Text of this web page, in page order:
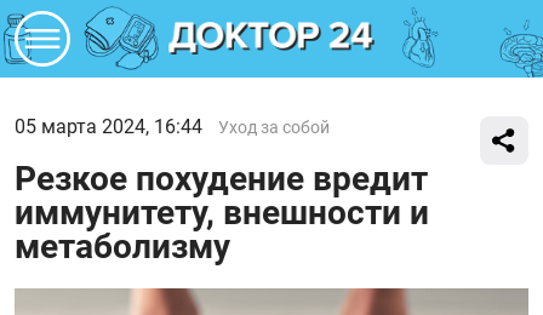
05 марта 2024, 16:44 Уход за собой
Резкое похудение вредит
иммунитету, внешности и
метаболизму